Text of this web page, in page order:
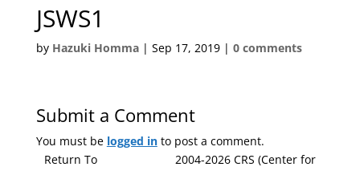
JSWS1
by Hazuki Homma| Sep 17, 2019| 0 comments
Submit a Comment
You must be logged into post a comment.
Return To
2004-2026 CRS (Center for